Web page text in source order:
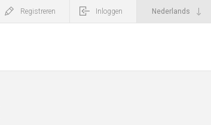
Registreren Inloggen